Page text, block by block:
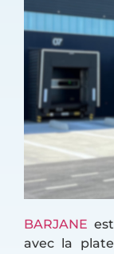
BARJANE
avec la